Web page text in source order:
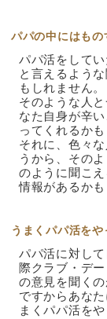
パパの中にはも
パパ活をして
と言えるよう
もしれません。
そのような人
なた自身が辛
ってくれるかも
それに、色々
うから、その
のように聞こ
情報があるかも
うまくパパ活を
パパ活に対し
際クラブ・デ
の意見を聞くの
ですからあな
まくパパ活を